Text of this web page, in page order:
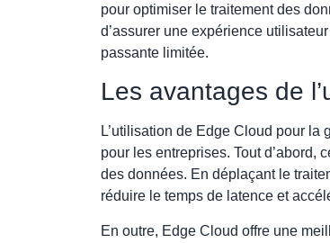
pour optimiser le traitement des
d’assurer une expérience
passante limitée.
Les avantages de
L’utilisation de Edge Cloud pour
pour les entreprises. Tout d’abord,
des données. En déplaçant le
réduire le temps de latence et
En outre, Edge Cloud offre une